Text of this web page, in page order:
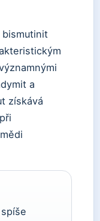
bismutinit
a
získává